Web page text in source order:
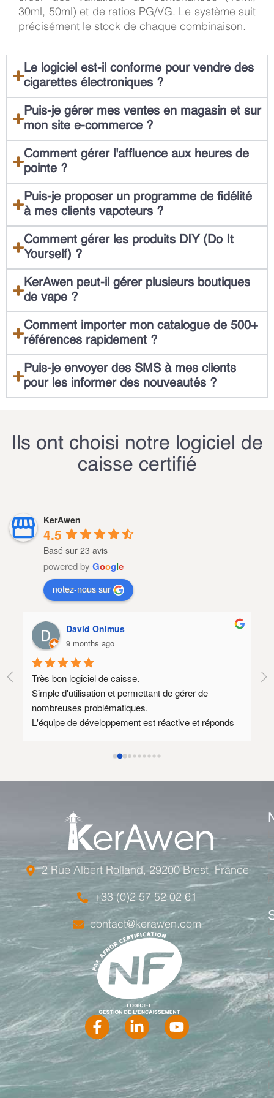
30ml, 50ml) et de ratios PG/VG. Le système suit
précisément le stock de chaque combinaison.
Le logiciel est-il conforme pour vendre des
cigarettes électroniques ?
Puis-je gérer mes ventes en magasin et sur
mon site e-commerce ?
Comment gérer l'affluence aux heures de
pointe ?
Puis-je proposer un programme de fidélité
à mes clients vapoteurs ?
Comment gérer les produits DIY (Do It
Yourself) ?
KerAwen peut-il gérer plusieurs boutiques
de vape ?
Comment importer mon catalogue de 500+
références rapidement ?
Puis-je envoyer des SMS à mes clients
pour les informer des nouveautés ?
Ils ont choisi notre logiciel de
caisse certifié
KerAwen
4.5
Basé sur 23 avis
powered by Google
notez-nous sur
David Onimus
9 months ago
Très bon logiciel de caisse.
Simple d'utilisation et permettant de gérer de
nombreuses problématiques.
L'équipe de développement est réactive et réponds
Au plaisir de rediscuter avec vous dès que mon
d'envisager encore quelques axes d'amélioration.
de développement est compétente et disponible ce
qui justifie ce tarif.
2 Rue Albert Rolland, 29200 Brest, France
+33 (0)2 57 52 02 61
contact@kerawen.com